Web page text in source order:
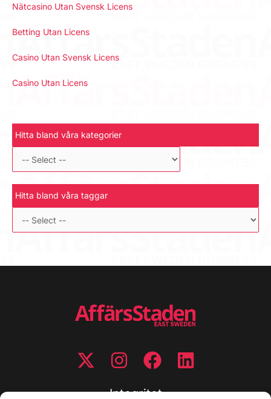
Nätcasino Utan Svensk Licens
Betting Utan Licens
Casino Utan Svensk Licens
Casino Utan Licens
Hitta bland våra kategorier
Hitta bland våra taggar
Integritet